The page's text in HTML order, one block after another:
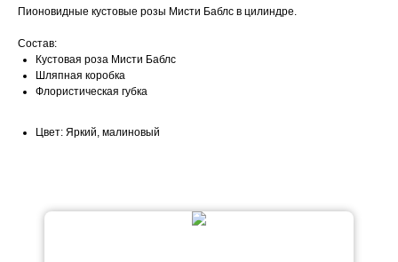
Пионовидные кустовые розы Мисти Баблс в цилиндре.
Состав:
Кустовая роза Мисти Баблс
Шляпная коробка
Флористическая губка
Цвет: Яркий, малиновый